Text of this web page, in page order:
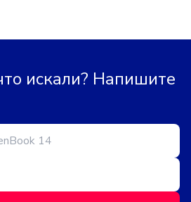
искали? Напишите